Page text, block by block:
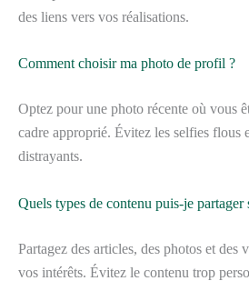
des liens vers vos réalisations.
Comment choisir ma photo de profil ?
Optez pour une photo récente où vous
cadre approprié. Évitez les selfies flous
distrayants.
Quels types de contenu puis-je
Partagez des articles, des photos et des
vos intérêts. Évitez le contenu trop